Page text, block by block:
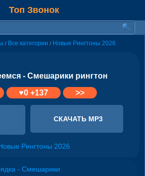
Топ Звонок
/ Все категории / Новые Рингтоны 2026
- Смешарики рингтон
♥0+137 >>
СКАЧАТЬ MP3
Рингтоны 2026
- Смешарики